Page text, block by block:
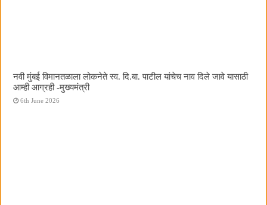
नवी मुंबई विमानतळाला लोकनेते स्व. दि.बा. पाटील यांचेच नाव दिले जावे यासाठी
आम्ही आग्रही -मुख्यमंत्री
6th June 2026